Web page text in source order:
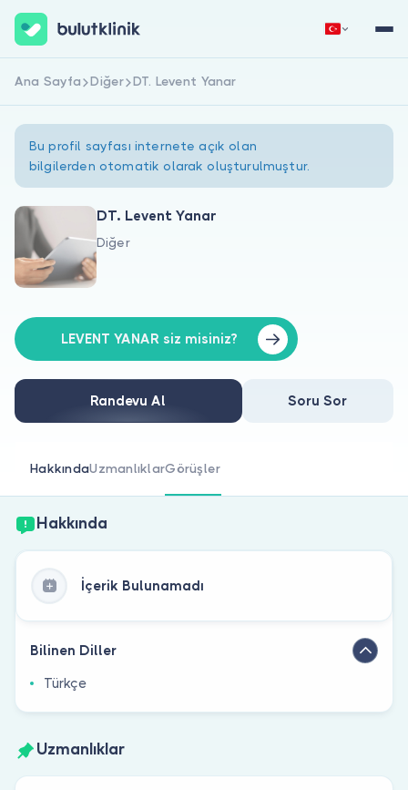
Hakkımızda
Doktorlar için
Doktor musunuz?
Hemen Kaydol
Ana Sayfa Diğer DT. Levent Yanar
Bu profil sayfası internete açık olan
bilgilerden otomatik olarak oluşturulmuştur.
DT. Levent Yanar
Diğer
LEVENT YANAR siz misiniz?
Randevu Al Soru Sor
HakkındaUzmanlıklarGörüşler
Hakkında
İçerik Bulunamadı
Bilinen Diller
Türkçe
Uzmanlıklar